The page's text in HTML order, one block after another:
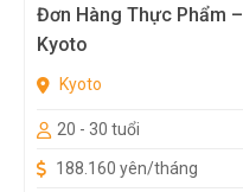
Đơn Hàng Thực Phẩm –
Kyoto
Kyoto
20 - 30 tuổi
188.160 yên/tháng